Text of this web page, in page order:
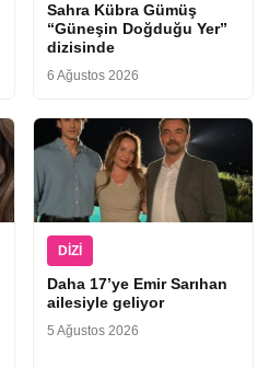
Sahra Kübra Gümüş
“Güneşin Doğduğu Yer”
dizisinde
6 Ağustos 2026
DIZI
Daha 17’ye Emir Sarıhan
ailesiyle geliyor
5 Ağustos 2026